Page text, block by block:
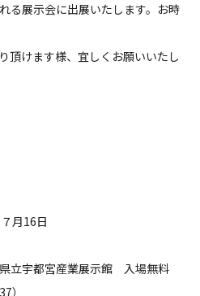
る展示会に出展いたします。お時
頂けます様、宜しくお願いいたし
月16日
立宇都宮産業展示館 入場無料
）